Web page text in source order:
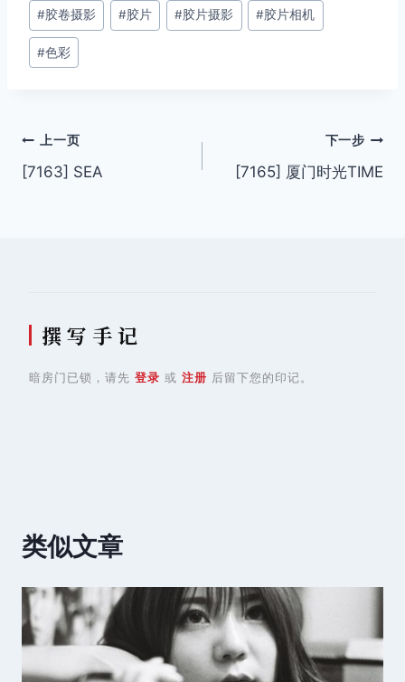
标
签：
#胶卷摄影 #胶片 #胶片摄影 #胶片相机
#色彩
文
章
上一页
[7163] SEA
下一步
[7165] 厦门时光TIME
撰 写 手 记
暗房门已锁，请先 登录 或 注册 后留下您的印记。
类似文章